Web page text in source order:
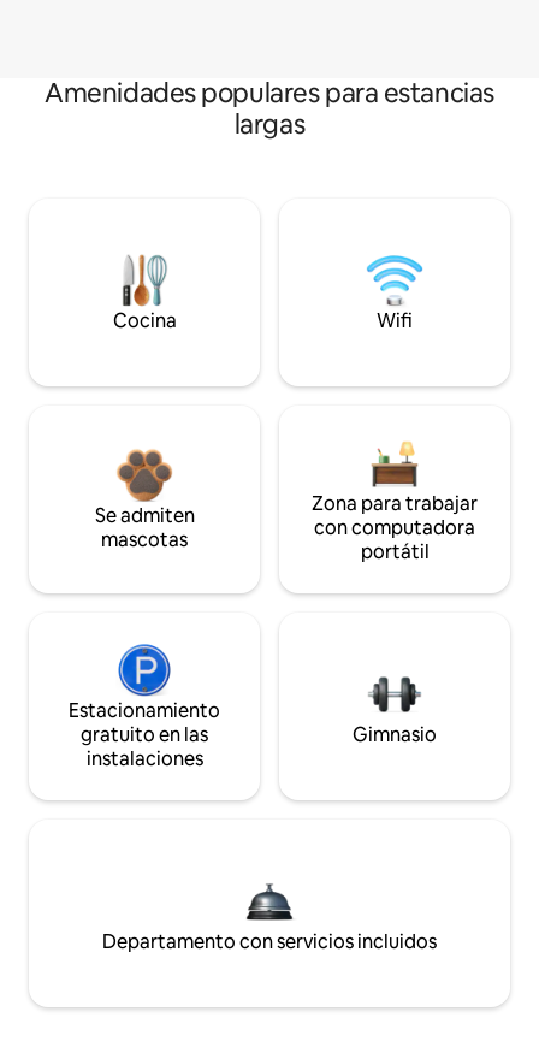
Amenidades populares para estancias
largas
Cocina Wifi
Se admiten
mascotas
Zona para trabajar
con computadora
portátil
Estacionamiento
gratuito en las
instalaciones
Gimnasio
Departamento con servicios incluidos